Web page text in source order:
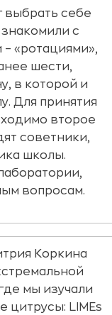
выбрать себе
с
«ротациями»,
шести,
в которой и
Для принятия
второе
советники,
школы.
вопросам.
Коркина
мы изучали
цитрусы: LIMEs